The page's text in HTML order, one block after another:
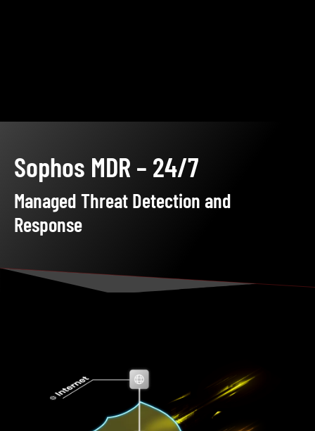
Sophos MDR – 24/7
Managed Threat Detection and
Response